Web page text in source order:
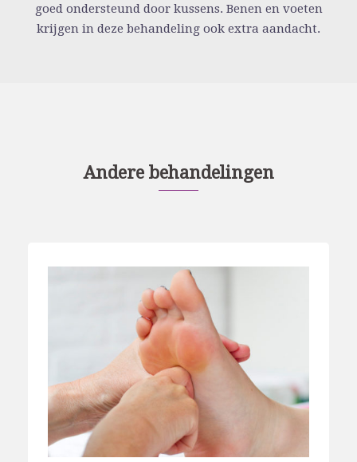
goed ondersteund door kussens. Benen en voeten
krijgen in deze behandeling ook extra aandacht.
Andere behandelingen